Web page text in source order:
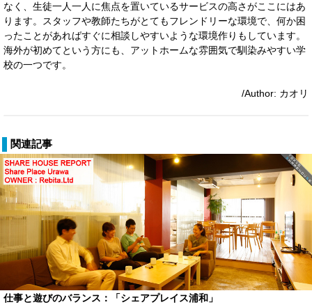
なく、生徒一人一人に焦点を置いているサービスの高さがここにはあ
ります。スタッフや教師たちがとてもフレンドリーな環境で、何か困
ったことがあればすぐに相談しやすいような環境作りもしています。
海外が初めてという方にも、アットホームな雰囲気で馴染みやすい学
校の一つです。
/Author: カオリ
関連記事
仕事と遊びのバランス：「シェアプレイス浦和」